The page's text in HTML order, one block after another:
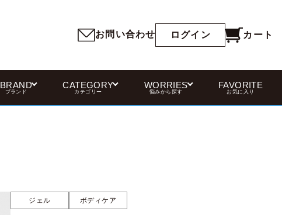
お問い合わせ ログイン カート
BRAND
ブランド
CATEGORY
カテゴリー
WORRIES
悩みから探す
FAVORITE
お気に入り
ジェル ボディケア